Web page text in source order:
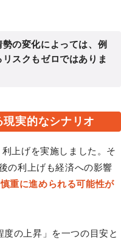
の変化によっては、例
スクもゼロではありま
実的なシナリオ
上げを実施しました。そ
の利上げも経済への影響
重に進められる可能性が
の上昇」を一つの目安と